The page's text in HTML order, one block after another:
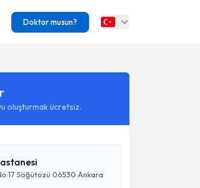
Doktor musun?
oluşturmak ücretsiz.
Söğütözü 06530 Ankara